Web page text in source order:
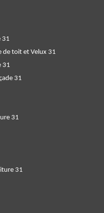
31
de toit et Velux 31
31
31
31
31